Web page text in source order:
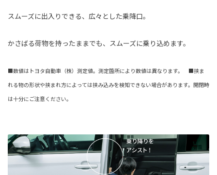
スムーズに出入りできる、広々とした乗降口。
かさばる荷物を持ったままでも、スムーズに乗り込めます。
■数値はトヨタ自動車（株）測定値。測定箇所により数値は異なります。 ■挟ま
れる物の形状や挟まれ方によっては挟み込みを検知できない場合があります。開閉時
は十分にご注意ください。